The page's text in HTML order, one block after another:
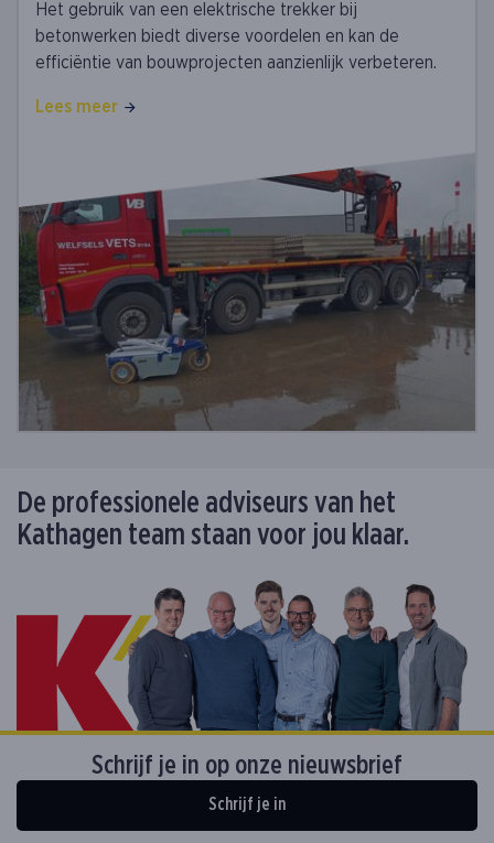
Het gebruik van een elektrische trekker bij
betonwerken biedt diverse voordelen en kan de
efficiëntie van bouwprojecten aanzienlijk verbeteren.
Lees meer
De professionele adviseurs van het
Kathagen team staan voor jou klaar.
Schrijf je in op onze nieuwsbrief
Schrijf je in